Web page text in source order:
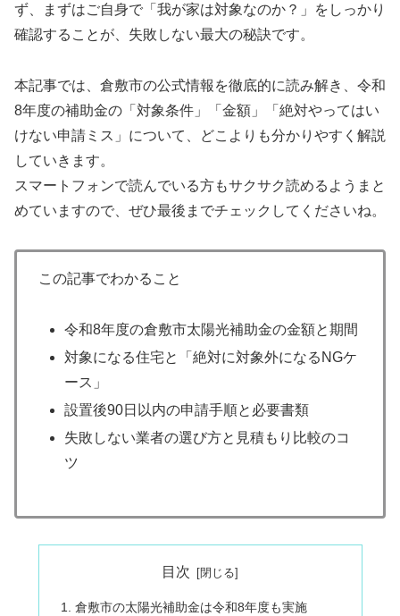
ず、まずはご自身で「我が家は対象なのか？」をしっかり
確認することが、失敗しない最大の秘訣です。
本記事では、倉敷市の公式情報を徹底的に読み解き、令和
8年度の補助金の「対象条件」「金額」「絶対やってはい
けない申請ミス」について、どこよりも分かりやすく解説
していきます。
スマートフォンで読んでいる方もサクサク読めるようまと
めていますので、ぜひ最後までチェックしてくださいね。
この記事でわかること
令和8年度の倉敷市太陽光補助金の金額と期間
対象になる住宅と「絶対に対象外になるNGケ
ース」
設置後90日以内の申請手順と必要書類
失敗しない業者の選び方と見積もり比較のコ
ツ
目次
倉敷市の太陽光補助金は令和8年度も実施